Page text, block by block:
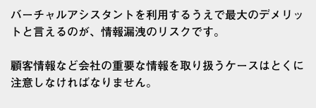
バーチャルアシスタントを利用するうえで最大のデメリッ
トと言えるのが、情報漏洩のリスクです。
顧客情報など会社の重要な情報を取り扱うケースはとくに
注意しなければなりません。